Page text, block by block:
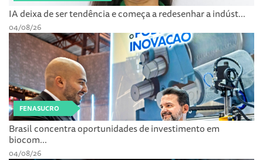
IA deixa de ser tendência e começa a redesenhar a indúst...
04/08/26
FENASUCRO
Brasil concentra oportunidades de investimento em
biocom...
04/08/26